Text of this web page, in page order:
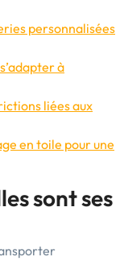
personnalisées
à
liées aux
en toile pour une
sont ses